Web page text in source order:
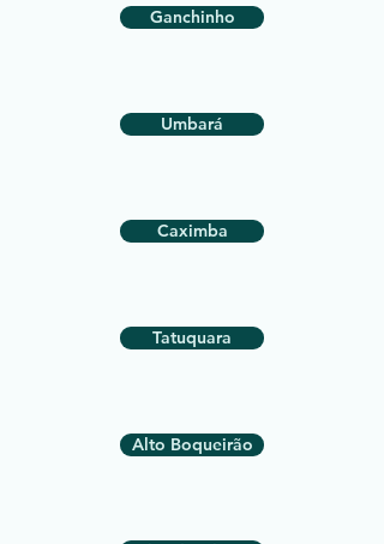
Ganchinho
Umbará
Caximba
Tatuquara
Alto Boqueirão